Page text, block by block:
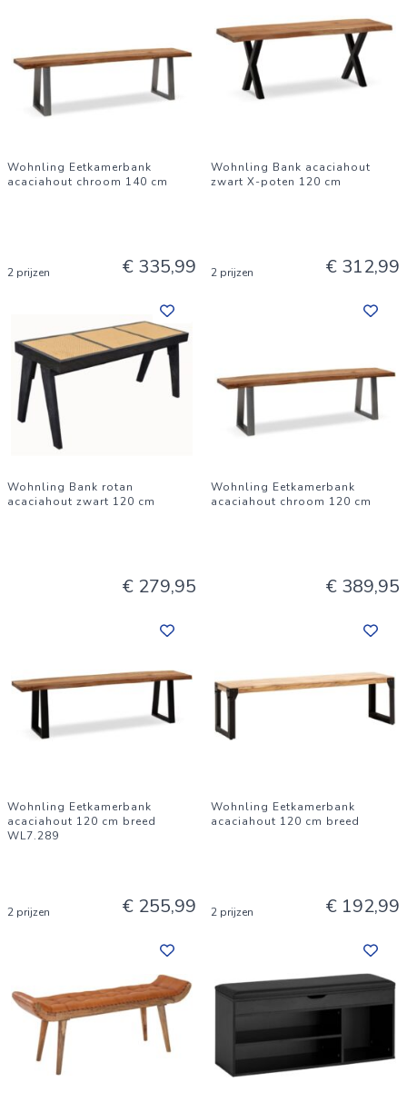
Wohnling Eetkamerbank
acaciahout chroom 140 cm
2 prijzen € 335,99
Wohnling Bank acaciahout
zwart X-poten 120 cm
2 prijzen € 312,99
Wohnling Bank rotan
acaciahout zwart 120 cm
€ 279,95
Wohnling Eetkamerbank
acaciahout chroom 120 cm
€ 389,95
Wohnling Eetkamerbank
acaciahout 120 cm breed
WL7.289
2 prijzen € 255,99
Wohnling Eetkamerbank
acaciahout 120 cm breed
2 prijzen € 192,99